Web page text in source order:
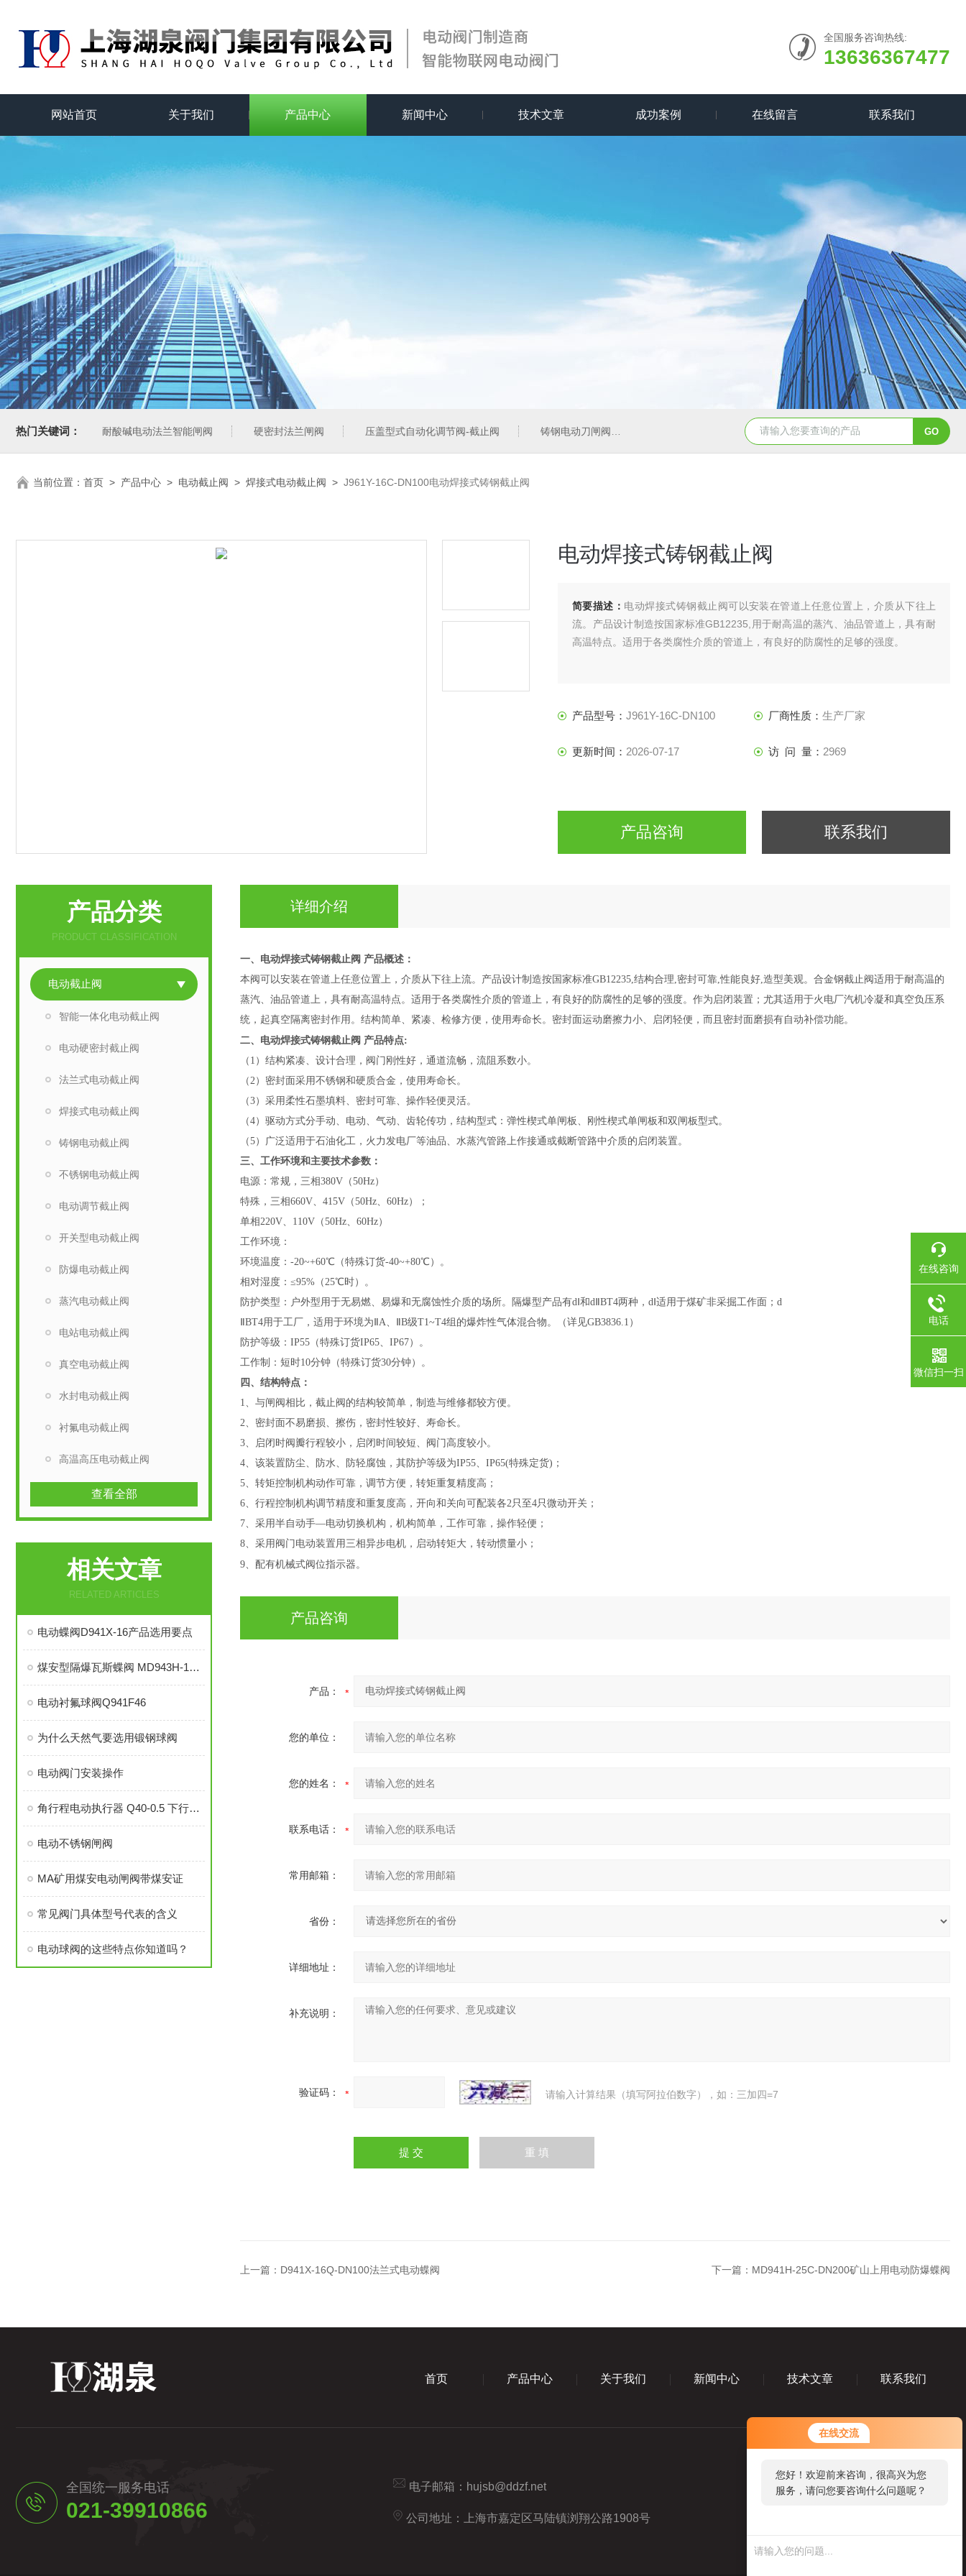
在线交流
您好！欢迎前来咨询，很高兴为您
服务，请问您要咨询什么问题呢？
全国服务咨询热线:
13636367477
网站首页 关于我们 产品中心 新闻中心 技术文章 成功案例 在线留言 联系我们
热门关键词： 耐酸碱电动法兰智能闸阀 硬密封法兰闸阀 压盖型式自动化调节阀-截止阀 铸钢电动刀闸阀 造纸行业电动刀闸阀选型 dn200湖泉电动截止阀 一
当前位置： 首页 > 产品中心 > 电动截止阀 > 焊接式电动截止阀 > J961Y-16C-DN100电动焊接式铸钢截止阀
电动焊接式铸钢截止阀
简要描述： 电动焊接式铸钢截止阀可以安装在管道上任意位置上，介质从下往上
流。产品设计制造按国家标准GB12235,用于耐高温的蒸汽、油品管道上，具有耐
高温特点。适用于各类腐性介质的管道上，有良好的防腐性的足够的强度。
产品型号： J961Y-16C-DN100 厂商性质： 生产厂家
更新时间： 2026-07-17 访 问 量： 2969
产品咨询 联系我们
产品分类
PRODUCT CLASSIFICATION
电动截止阀
智能一体化电动截止阀
电动硬密封截止阀
法兰式电动截止阀
焊接式电动截止阀
铸钢电动截止阀
不锈钢电动截止阀
电动调节截止阀
开关型电动截止阀
防爆电动截止阀
蒸汽电动截止阀
电站电动截止阀
真空电动截止阀
水封电动截止阀
衬氟电动截止阀
高温高压电动截止阀
查看全部
相关文章
RELATED ARTICLES
电动蝶阀D941X-16产品选用要点
煤安型隔爆瓦斯蝶阀 MD943H-16C DN300
电动衬氟球阀Q941F46
为什么天然气要选用锻钢球阀
电动阀门安装操作
角行程电动执行器 Q40-0.5 下行LORA上行4G 电动阀执行机构
电动不锈钢闸阀
MA矿用煤安电动闸阀带煤安证
常见阀门具体型号代表的含义
电动球阀的这些特点你知道吗？
详细介绍
一、 电动焊接式铸钢截止阀 产品概述：
本阀可以安装在管道上任意位置上，介质从下往上流。产品设计制造按国家标准GB12235,结构合理,密封可靠,性能良好,造型美观。合金钢截止阀适用于耐高温的
蒸汽、油品管道上，具有耐高温特点。适用于各类腐性介质的管道上，有良好的防腐性的足够的强度。作为启闭装置；尤其适用于火电厂汽机冷凝和真空负压系
统，起真空隔离密封作用。结构简单、紧凑、检修方便，使用寿命长。密封面运动磨擦力小、启闭轻便，而且密封面磨损有自动补偿功能。
二、 电动焊接式铸钢截止阀 产品特点:
（ 1）结构紧凑、设计合理，阀门刚性好，通道流畅，流阻系数小。
（2）密封面采用不锈钢和硬质合金，使用寿命长。
（3）采用柔性石墨填料、密封可靠、操作轻便灵活。
（4）驱动方式分手动、电动、气动、齿轮传功，结构型式：弹性楔式单闸板、刚性楔式单闸板和双闸板型式。
（5）广泛适用于石油化工，火力发电厂等油品、水蒸汽管路上作接通或截断管路中介质的启闭装置。
三、工作环境和主要技术参数：
电源：常规，三相380V（50Hz）
特殊，三相660V、415V（50Hz、60Hz）；
单相220V、110V（50Hz、60Hz）
工作环境：
环境温度： -20~+60℃（特殊订货-40~+80℃）。
相对湿度： ≤95%（25℃时）。
防护类型：户外型用于无易燃、易爆和无腐蚀性介质的场所。隔爆型产品有dⅠ和dⅡBT4两种，dⅠ适用于煤矿非采掘工作面；d
ⅡBT4用于工厂，适用于环境为ⅡA、ⅡB级T1~T4组的爆炸性气体混合物。（详见GB3836.1）
防护等级： IP55（特殊订货IP65、IP67）。
工作制：短时10分钟（特殊订货30分钟）。
四、结构特点：
1、与闸阀相比，截止阀的结构较简单，制造与维修都较方便。
2、密封面不易磨损、擦伤，密封性较好、寿命长。
3、启闭时阀瓣行程较小，启闭时间较短、阀门高度较小。
4、该装置防尘、防水、防轻腐蚀，其防护等级为IP55、IP65(特殊定货)；
5、转矩控制机构动作可靠，调节方便，转矩重复精度高；
6、行程控制机构调节精度和重复度高，开向和关向可配装各2只至4只微动开关；
7、采用半自动手—电动切换机构，机构简单，工作可靠，操作轻便；
8、采用阀门电动装置用三相异步电机，启动转矩大，转动惯量小；
9、配有机械式阀位指示器。
产品咨询
产品：
您的单位：
您的姓名：
联系电话：
常用邮箱：
省份：
详细地址：
补充说明：
验证码： 请输入计算结果（填写阿拉伯数字），如：三加四=7
上一篇： D941X-16Q-DN100法兰式电动蝶阀 下一篇： MD941H-25C-DN200矿山上用电动防爆蝶阀
首页 产品中心 关于我们 新闻中心 技术文章 联系我们
全国统一服务电话
021-39910866
电子邮箱： hujsb@ddzf.net
公司地址：上海市嘉定区马陆镇浏翔公路1908号
在线咨询
电话
微信扫一扫